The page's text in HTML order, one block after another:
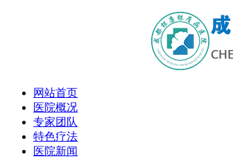
网站首页
医院概况
专家团队
特色疗法
医院新闻